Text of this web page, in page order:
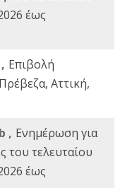
έως
Eπιβολή
Αττική,
, Ενημέρωση για
του τελευταίου
έως